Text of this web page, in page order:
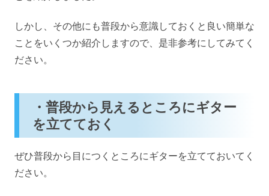
しかし、その他にも普段から意識しておくと良い簡単な
ことをいくつか紹介しますので、是非参考にしてみてく
ださい。
・普段から見えるところにギター
を立てておく
ぜひ普段から目につくところにギターを立てておいてく
ださい。